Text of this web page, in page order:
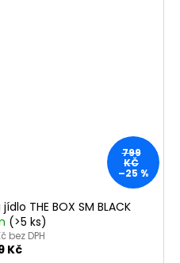
799
KČ
–25 %
THE BOX SM BLACK
(>5 ks)
bez DPH
Kč